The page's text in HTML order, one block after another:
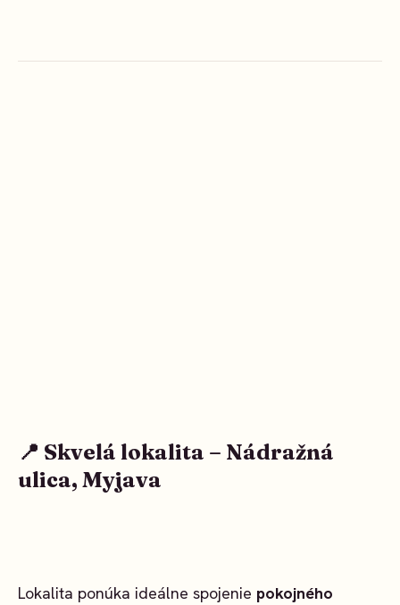
📍 Skvelá lokalita – Nádražná
ulica, Myjava
Lokalita ponúka ideálne spojenie pokojného